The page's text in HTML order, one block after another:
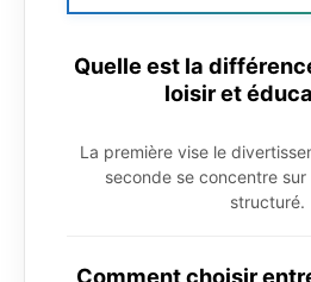
Quelle est la
loisir et
La première vise le
seconde se concentre sur
structuré.
Comment choisir